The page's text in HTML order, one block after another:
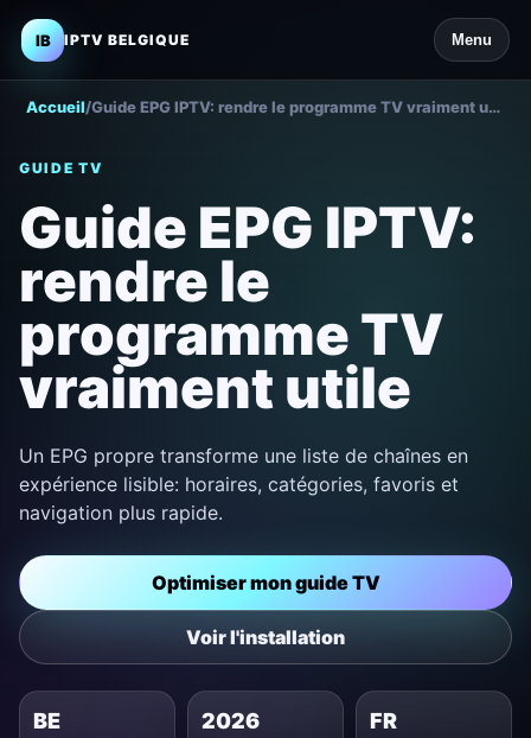
IB IPTV BELGIQUE Menu
Accueil/ Guide EPG IPTV: rendre le programme TV vraiment utile
GUIDE TV
Guide EPG IPTV:
rendre le
programme TV
vraiment utile
Un EPG propre transforme une liste de chaînes en
expérience lisible: horaires, catégories, favoris et
navigation plus rapide.
Optimiser mon guide TV
Voir l'installation
BE 2026 FR